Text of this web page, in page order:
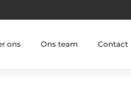
ons Ons team Contact